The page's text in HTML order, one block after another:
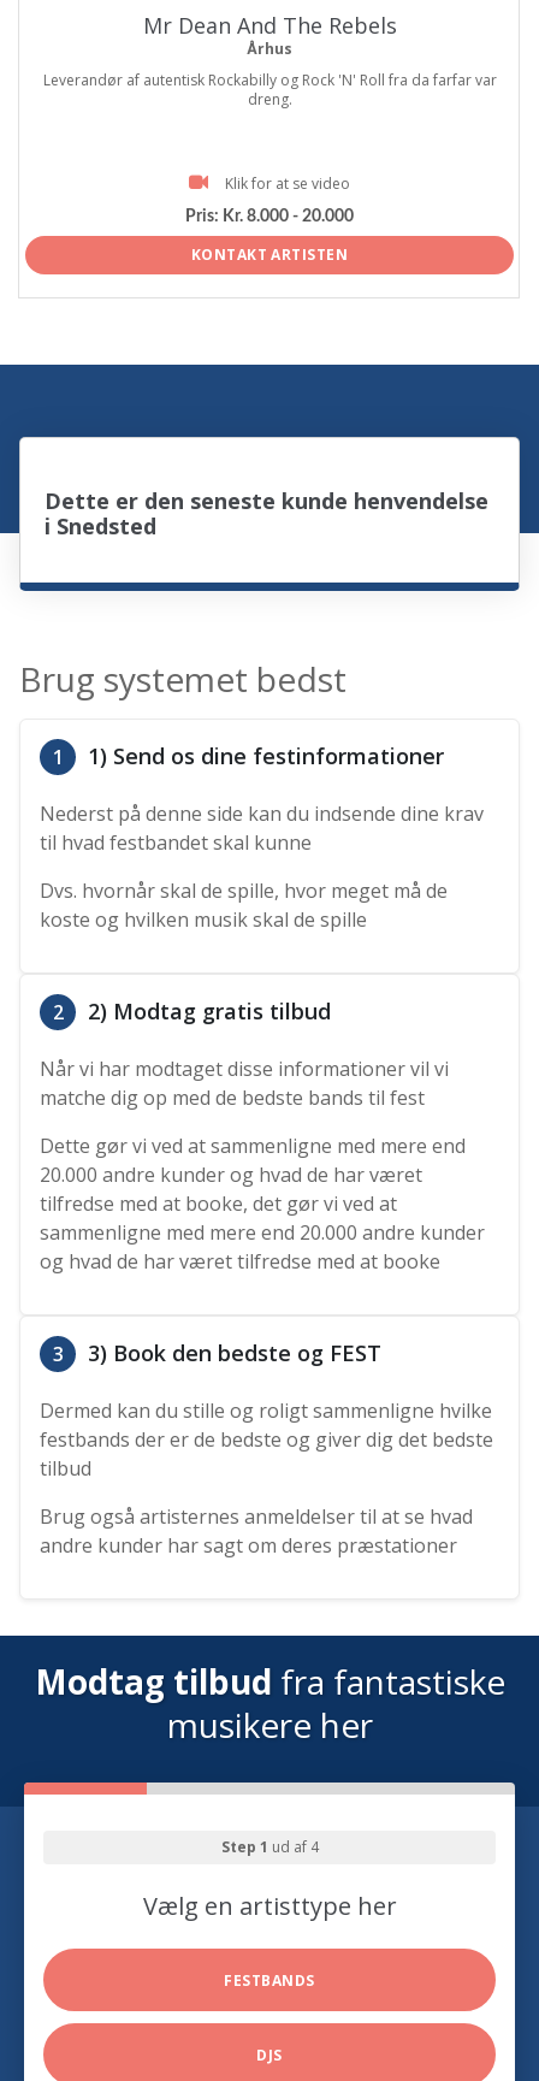
Mr Dean And The Rebels
Århus
Leverandør af autentisk Rockabilly og Rock 'N' Roll fra da farfar var
dreng.
Klik for at se video
Pris: Kr. 8.000 - 20.000
KONTAKT ARTISTEN
Dette er den seneste kunde henvendelse
i Snedsted
Brug systemet bedst
1 1) Send os dine festinformationer
Nederst på denne side kan du indsende dine krav
til hvad festbandet skal kunne
Dvs. hvornår skal de spille, hvor meget må de
koste og hvilken musik skal de spille
2 2) Modtag gratis tilbud
Når vi har modtaget disse informationer vil vi
matche dig op med de bedste bands til fest
Dette gør vi ved at sammenligne med mere end
20.000 andre kunder og hvad de har været
tilfredse med at booke, det gør vi ved at
sammenligne med mere end 20.000 andre kunder
og hvad de har været tilfredse med at booke
3 3) Book den bedste og FEST
Dermed kan du stille og roligt sammenligne hvilke
festbands der er de bedste og giver dig det bedste
tilbud
Brug også artisternes anmeldelser til at se hvad
andre kunder har sagt om deres præstationer
Modtag tilbud fra fantastiske
musikere her
Step 1 ud af 4
Vælg en artisttype her
FESTBANDS
DJS